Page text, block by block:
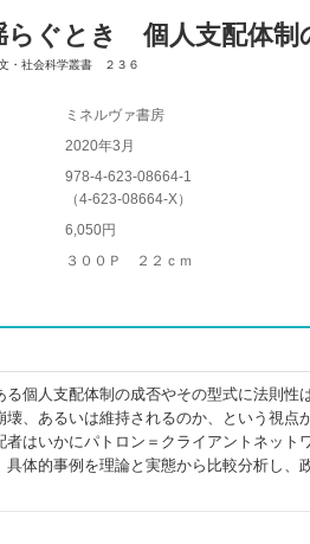
らぐとき 個人支配体制
・社会科学叢書 ２３６
ミネルヴァ書房
2020年3月
978-4-623-08664-1
（4-623-08664-X）
6,050円
３００Ｐ ２２ｃｍ
個人支配体制の成否やその型式に法則性
、あるいは維持されるのか、という視点
はいかにパトロン＝クライアントネット
具体的事例を理論と実態から比較分析し、